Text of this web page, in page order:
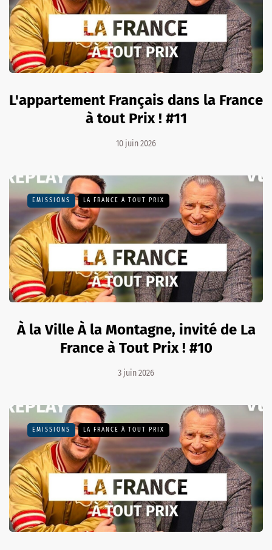
L'appartement Français dans la France
à tout Prix ! #11
10 juin 2026
EMISSIONS LA FRANCE À TOUT PRIX
À la Ville À la Montagne, invité de La
France à Tout Prix ! #10
3 juin 2026
EMISSIONS LA FRANCE À TOUT PRIX